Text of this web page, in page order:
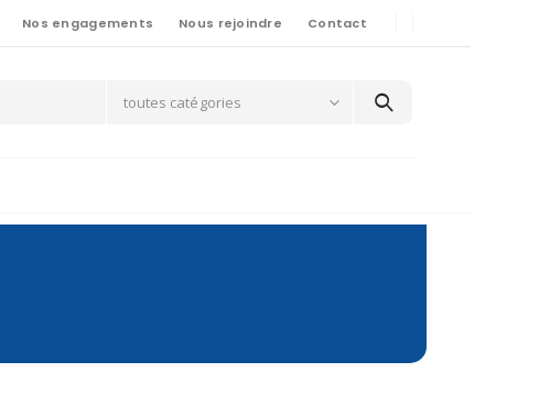
Nos engagements Nous rejoindre Contact
toutes catégories